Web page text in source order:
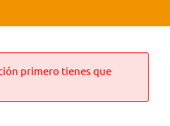
primero tienes que